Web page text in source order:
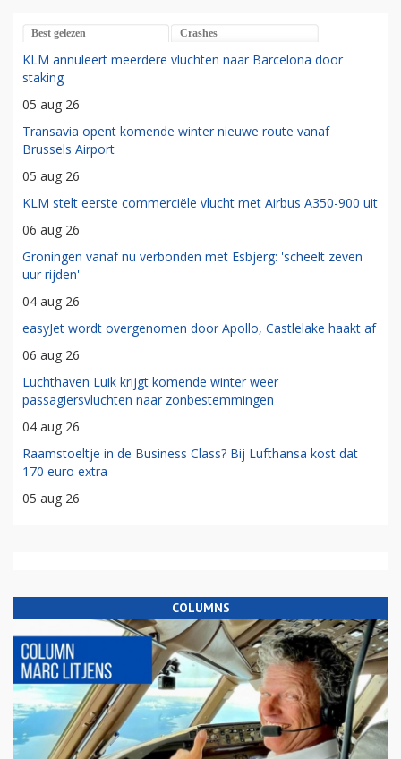
Best gelezen Crashes
KLM annuleert meerdere vluchten naar Barcelona door
staking
05 aug 26
Transavia opent komende winter nieuwe route vanaf
Brussels Airport
05 aug 26
KLM stelt eerste commerciële vlucht met Airbus A350-900 uit
06 aug 26
Groningen vanaf nu verbonden met Esbjerg: 'scheelt zeven
uur rijden'
04 aug 26
easyJet wordt overgenomen door Apollo, Castlelake haakt af
06 aug 26
Luchthaven Luik krijgt komende winter weer
passagiersvluchten naar zonbestemmingen
04 aug 26
Raamstoeltje in de Business Class? Bij Lufthansa kost dat
170 euro extra
05 aug 26
COLUMNS